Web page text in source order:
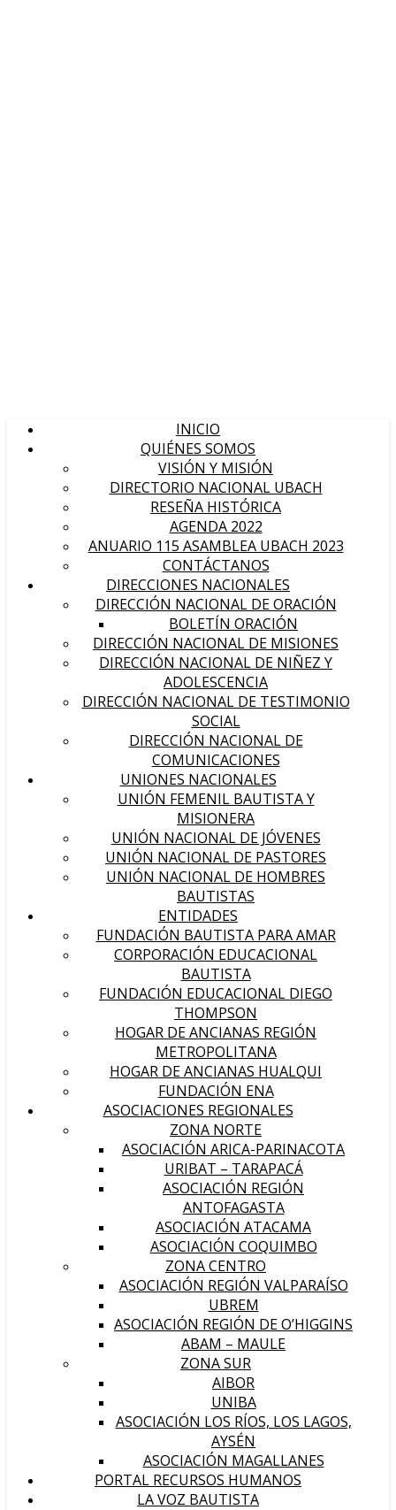
INICIO
QUIÉNES SOMOS
VISIÓN Y MISIÓN
DIRECTORIO NACIONAL UBACH
RESEÑA HISTÓRICA
AGENDA 2022
ANUARIO 115 ASAMBLEA UBACH 2023
CONTÁCTANOS
DIRECCIONES NACIONALES
DIRECCIÓN NACIONAL DE ORACIÓN
BOLETÍN ORACIÓN
DIRECCIÓN NACIONAL DE MISIONES
DIRECCIÓN NACIONAL DE NIÑEZ Y
ADOLESCENCIA
DIRECCIÓN NACIONAL DE TESTIMONIO
SOCIAL
DIRECCIÓN NACIONAL DE
COMUNICACIONES
UNIONES NACIONALES
UNIÓN FEMENIL BAUTISTA Y
MISIONERA
UNIÓN NACIONAL DE JÓVENES
UNIÓN NACIONAL DE PASTORES
UNIÓN NACIONAL DE HOMBRES
BAUTISTAS
ENTIDADES
FUNDACIÓN BAUTISTA PARA AMAR
CORPORACIÓN EDUCACIONAL
BAUTISTA
FUNDACIÓN EDUCACIONAL DIEGO
THOMPSON
HOGAR DE ANCIANAS REGIÓN
METROPOLITANA
HOGAR DE ANCIANAS HUALQUI
FUNDACIÓN ENA
ASOCIACIONES REGIONALES
ZONA NORTE
ASOCIACIÓN ARICA-PARINACOTA
URIBAT – TARAPACÁ
ASOCIACIÓN REGIÓN
ANTOFAGASTA
ASOCIACIÓN ATACAMA
ASOCIACIÓN COQUIMBO
ZONA CENTRO
ASOCIACIÓN REGIÓN VALPARAÍSO
UBREM
ASOCIACIÓN REGIÓN DE O’HIGGINS
ABAM – MAULE
ZONA SUR
AIBOR
UNIBA
ASOCIACIÓN LOS RÍOS, LOS LAGOS,
AYSÉN
ASOCIACIÓN MAGALLANES
PORTAL RECURSOS HUMANOS
LA VOZ BAUTISTA